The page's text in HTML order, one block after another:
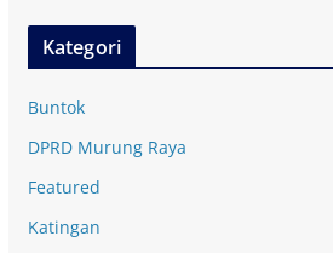
Kategori
Buntok
DPRD Murung Raya
Featured
Katingan